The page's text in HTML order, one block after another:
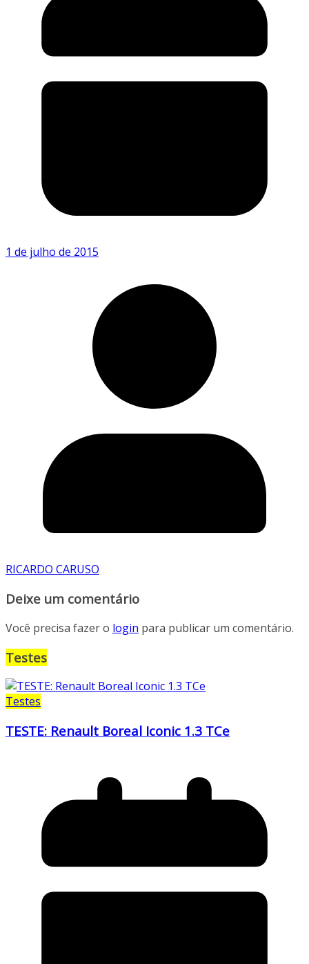
1 de julho de 2015
RICARDO CARUSO
Deixe um comentário
Você precisa fazer o login para publicar um comentário.
Testes
Testes
TESTE: Renault Boreal Iconic 1.3 TCe